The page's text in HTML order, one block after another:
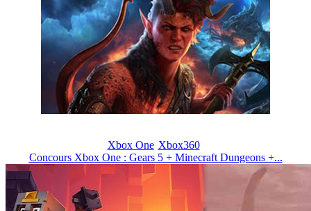
Xbox One Xbox360
Concours Xbox One : Gears 5 + Minecraft Dungeons +...